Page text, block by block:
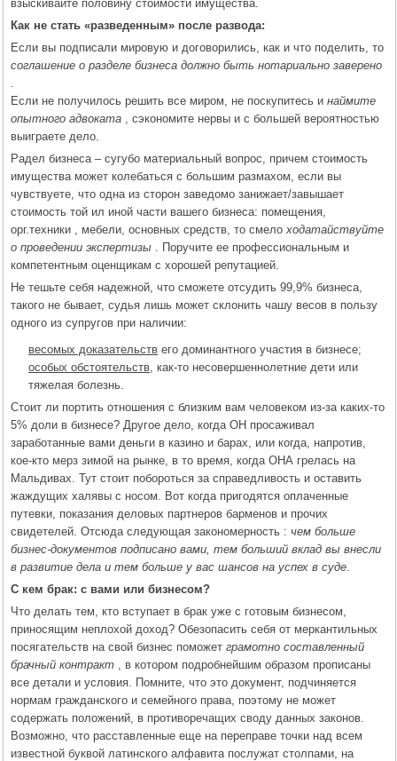
взыскивайте половину стоимости имущества.
Как не стать «разведенным» после развода:
Если вы подписали мировую и договорились, как и что поделить, то
соглашение о разделе бизнеса должно быть нотариально заверено
Если не получилось решить все миром, не поскупитесь и наймите
опытного адвоката
, сэкономите нервы и с большей вероятностью
выиграете дело.
Радел бизнеса – сугубо материальный вопрос, причем стоимость
имущества может колебаться с большим размахом, если вы
чувствуете, что одна из сторон заведомо занижает/завышает
стоимость той ил иной части вашего бизнеса: помещения,
орг.техники , мебели, основных средств, то смело ходатайствуйте
о проведении экспертизы
. Поручите ее профессиональным и
компетентным оценщикам с хорошей репутацией.
Не тешьте себя надежной, что сможете отсудить 99,9% бизнеса,
такого не бывает, судья лишь может склонить чашу весов в пользу
одного из супругов при наличии:
весомых доказательств его доминантного участия в бизнесе;
особых обстоятельств , как-то несовершеннолетние дети или
тяжелая болезнь.
Стоит ли портить отношения с близким вам человеком из-за каких-то
5% доли в бизнесе? Другое дело, когда ОН просаживал
заработанные вами деньги в казино и барах, или когда, напротив,
кое-кто мерз зимой на рынке, в то время, когда ОНА грелась на
Мальдивах. Тут стоит побороться за справедливость и оставить
жаждущих халявы с носом. Вот когда пригодятся оплаченные
путевки, показания деловых партнеров барменов и прочих
свидетелей. Отсюда следующая закономерность : чем больше
бизнес-документов подписано вами, тем больший вклад вы внесли
в развитие дела и тем больше у вас шансов на успех в суде
С кем брак: с вами или бизнесом?
Что делать тем, кто вступает в брак уже с готовым бизнесом,
приносящим неплохой доход? Обезопасить себя от меркантильных
посягательств на свой бизнес поможет грамотно составленный
брачный контракт
, в котором подробнейшим образом прописаны
все детали и условия. Помните, что это документ, подчиняется
нормам гражданского и семейного права, поэтому не может
содержать положений, в противоречащих своду данных законов.
Возможно, что расставленные еще на переправе точки над всем
известной буквой латинского алфавита послужат столпами, на